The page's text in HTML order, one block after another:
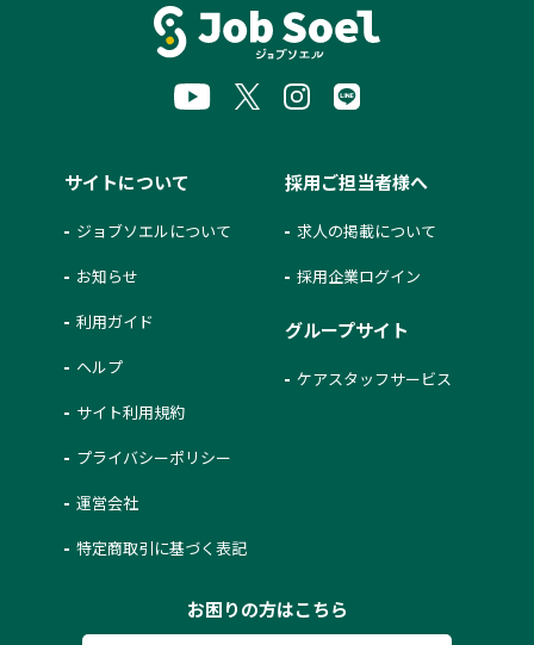
サイトについて
ジョブソエルについて
お知らせ
利用ガイド
ヘルプ
サイト利用規約
プライバシーポリシー
運営会社
特定商取引に基づく表記
採用ご担当者様へ
求人の掲載について
採用企業ログイン
グループサイト
ケアスタッフサービス
お困りの方はこちら